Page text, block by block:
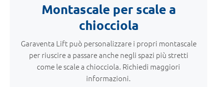
Montascale per scale a
chiocciola
Garaventa Lift può personalizzare i propri montascale
per riuscire a passare anche negli spazi più stretti
come le scale a chiocciola. Richiedi maggiori
informazioni.